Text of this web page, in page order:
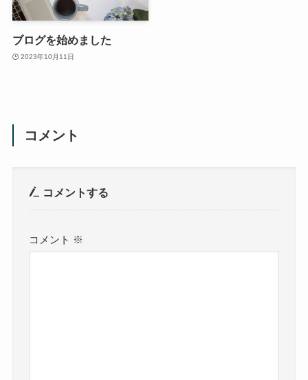
ブログを始めました
2023年10月11日
コメント
コメントする
コメント ※